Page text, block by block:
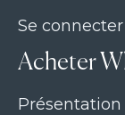
Se connecter
Acheter